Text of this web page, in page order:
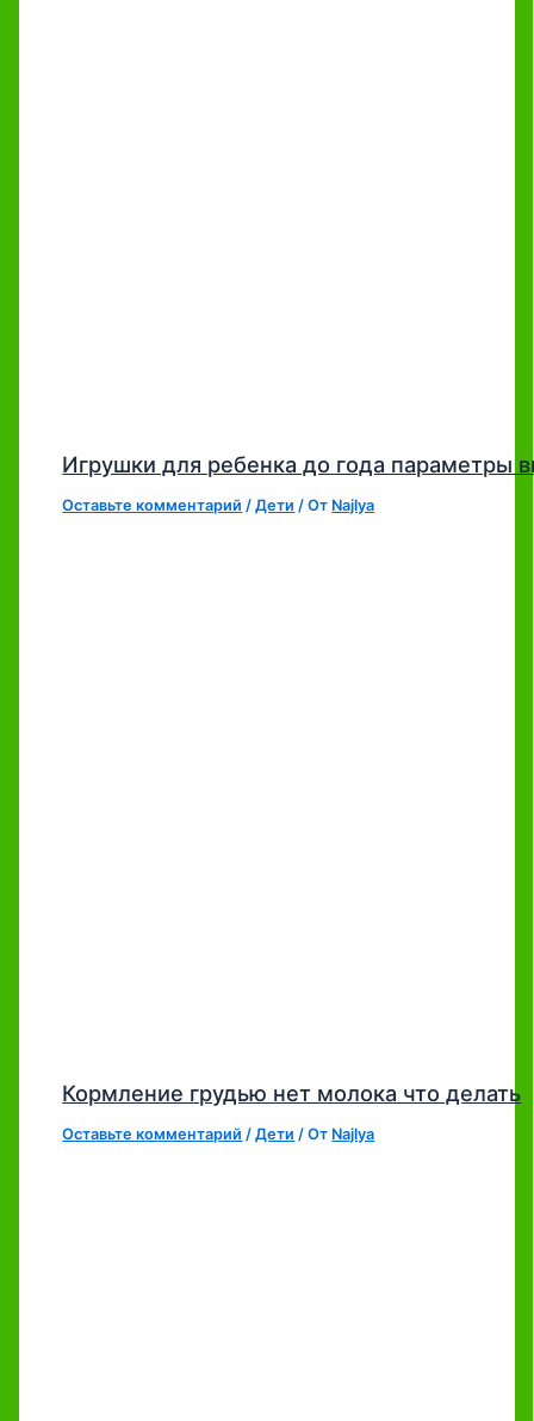
Игрушки для ребенка до года параметры
Оставьте комментарий /Дети / От Najlya
Кормление грудью нет молока что делать
Оставьте комментарий /Дети / От Najlya